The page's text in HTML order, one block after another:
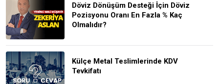
Döviz Dönüşüm Desteği İçin Döviz
Pozisyonu Oranı En Fazla % Kaç
Olmalıdır?
Külçe Metal Teslimlerinde KDV
Tevkifatı